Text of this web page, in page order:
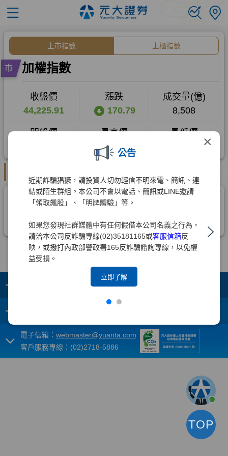
×
公告
近期詐騙猖獗，請投資人切勿輕信不明來電、簡訊、連
結或陌生群組。本公司不會以電話、簡訊或LINE邀請
「領取飆股」、「明牌體驗」等。
如果您發現社群媒體中有任何假借本公司名義之行為，
請洽本公司反詐騙專線(02)35181165或客服信箱反
映，或撥打內政部警政署165反詐騙諮詢專線，以免權
益受損。
立即了解
+
+
電子信箱： webmaster@yuanta.com
客戶服務專線：(02)2718-5886
TOP